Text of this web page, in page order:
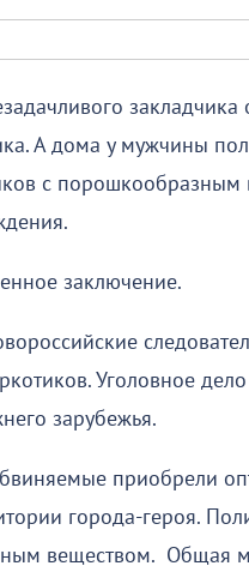
закладчика
А дома у мужчины
с порошкообразным
заключение.
Уголовное
зарубежья.
приобрели
города-героя.
веществом. Общая